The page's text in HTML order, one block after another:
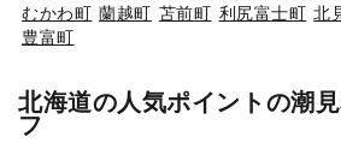
むかわ町 蘭越町 苫前町 利尻富士町 北
豊富町
北海道の人気ポイントの潮
フ